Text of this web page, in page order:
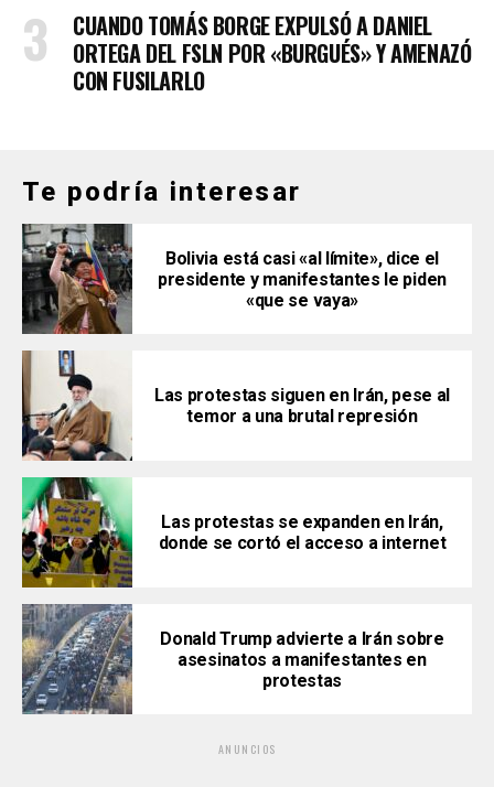
CUANDO TOMÁS BORGE EXPULSÓ A DANIEL
ORTEGA DEL FSLN POR «BURGUÉS» Y AMENAZÓ
CON FUSILARLO
Te podría interesar
Bolivia está casi «al límite», dice el
presidente y manifestantes le piden
«que se vaya»
Las protestas siguen en Irán, pese al
temor a una brutal represión
Las protestas se expanden en Irán,
donde se cortó el acceso a internet
Donald Trump advierte a Irán sobre
asesinatos a manifestantes en
protestas
ANUNCIOS